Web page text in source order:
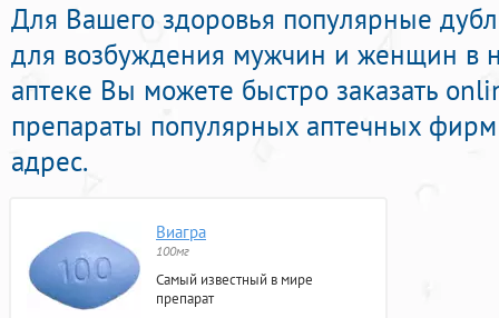
Для Вашего здоровья популярные
для возбуждения мужчин и женщин в
аптеке Вы можете быстро заказать
препараты популярных аптечных
адрес.
Виагра
100мг
Самый известный в мире
препарат